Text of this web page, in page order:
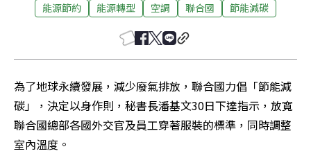
能源節約 能源轉型 空調 聯合國 節能減碳
為了地球永續發展，減少廢氣排放，聯合國力倡「節能減
碳」，決定以身作則，秘書長潘基文30日下達指示，放寬
聯合國總部各國外交官及員工穿著服裝的標準，同時調整
室內溫度。